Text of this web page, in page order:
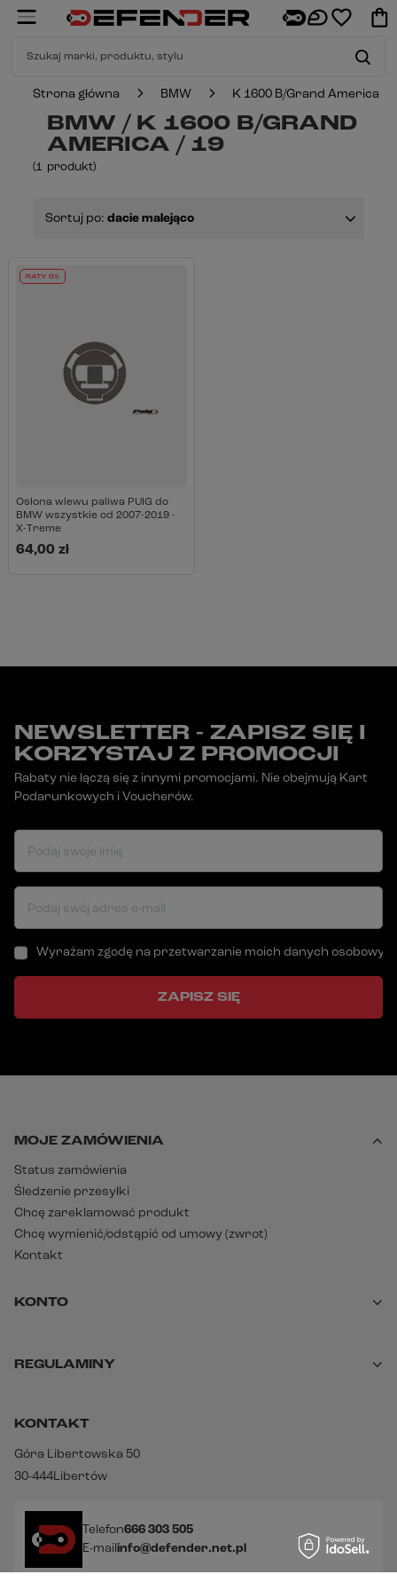
Strona główna BMW K 1600 B/Grand America
BMW / K 1600 B/GRAND
AMERICA / 19
(1 produkt)
Sortuj po: dacie malejąco
RATY 0%
Osłona wlewu paliwa PUIG do
BMW wszystkie od 2007-2019 -
X-Treme
64,00 zł
NEWSLETTER - ZAPISZ SIĘ I
KORZYSTAJ Z PROMOCJI
Rabaty nie łączą się z innymi promocjami. Nie obejmują Kart
Podarunkowych i Voucherów.
Podaj swoje imię
Podaj swój adres e-mail
Wyrażam zgodę na przetwarzanie moich danych
ZAPISZ SIĘ
MOJE ZAMÓWIENIA
Status zamówienia
Śledzenie przesyłki
Chcę zareklamować produkt
Chcę wymienić/odstąpić od umowy (zwrot)
Kontakt
KONTO
REGULAMINY
KONTAKT
Góra Libertowska 50
30-444Libertów
Telefon666 303 505
E-mailinfo@defender.net.pl